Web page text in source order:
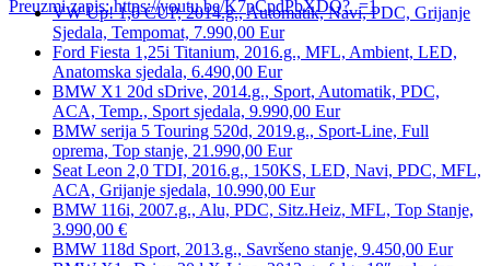
Preuzmi zapis: https://youtu.be/K7pCpdPbXDQ?_=1
VW Up! 1,0 CUP, 2014.g., Automatik, Navi, PDC, Grijanje
Sjedala, Tempomat, 7.990,00 Eur
Ford Fiesta 1,25i Titanium, 2016.g., MFL, Ambient, LED,
Anatomska sjedala, 6.490,00 Eur
BMW X1 20d sDrive, 2014.g., Sport, Automatik, PDC,
ACA, Temp., Sport sjedala, 9.990,00 Eur
BMW serija 5 Touring 520d, 2019.g., Sport-Line, Full
oprema, Top stanje, 21.990,00 Eur
Seat Leon 2,0 TDI, 2016.g., 150KS, LED, Navi, PDC, MFL,
ACA, Grijanje sjedala, 10.990,00 Eur
BMW 116i, 2007.g., Alu, PDC, Sitz.Heiz, MFL, Top Stanje,
3.990,00 €
BMW 118d Sport, 2013.g., Savršeno stanje, 9.450,00 Eur